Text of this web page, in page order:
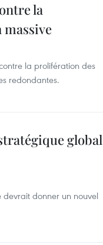
la
la prolifération des
redondantes.
global
devrait donner un nouvel